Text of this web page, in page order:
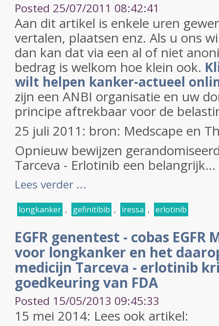
Posted 25/07/2011 08:42:41
Aan dit artikel is enkele uren
vertalen, plaatsen enz. Als u ons
dan kan dat via een al of niet
bedrag is welkom hoe klein ook.
wilt helpen kanker-actueel
zijn een ANBI organisatie en uw
principe aftrekbaar voor de
25 juli 2011: bron: Medscape en
Opnieuw bewijzen
Tarceva - Erlotinib een belangrijk...
Lees verder ...
longkanker , gefinitibib , iressa , erlotinib
EGFR genentest - cobas
voor longkanker en het
medicijn Tarceva - erlotinib
goedkeuring van FDA
Posted 15/05/2013 09:45:33
15 mei 2014: Lees ook artikel: